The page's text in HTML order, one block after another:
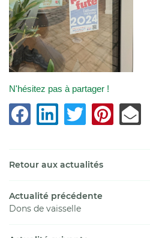
Inscription
N'hésitez pas à partager !
Retour aux actualités
Actualité précédente
Dons de vaisselle